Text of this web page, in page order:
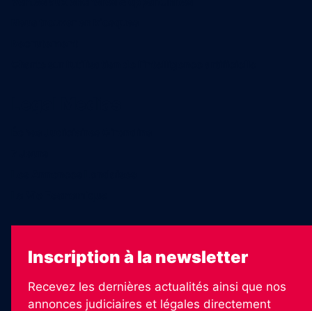
Inscription à la newsletter
Recevez les dernières actualités ainsi que nos
annonces judiciaires et légales directement